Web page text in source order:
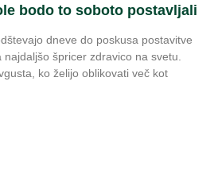
bodo to soboto postavljali
dneve do poskusa postavitve
špricer zdravico na svetu.
ko želijo oblikovati več kot